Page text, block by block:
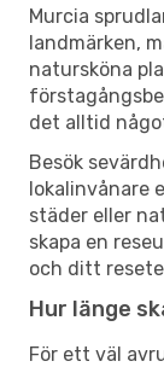
Murcia
landmärken,
natursköna
det alltid
Besök
lokalinvånare
städer eller
skapa en
och ditt
Hur länge
För ett väl